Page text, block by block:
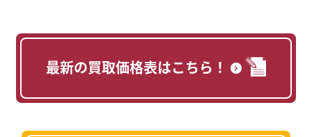
最新の買取価格表はこちら！